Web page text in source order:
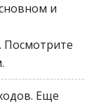
и
Посмотрите
Еще